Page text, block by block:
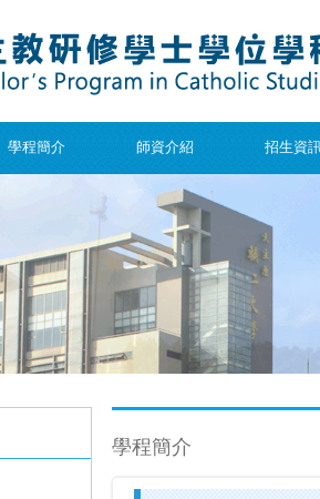
學程簡介 師資介紹 招生資
學程簡介